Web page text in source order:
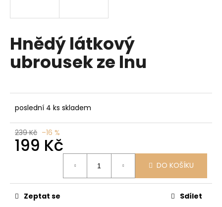
Hnědý látkový
ubrousek ze lnu
poslední 4 ks skladem
239 Kč –16 %
199 Kč
DO KOŠÍKU
Zeptat se Sdílet
í
t
?
p
o